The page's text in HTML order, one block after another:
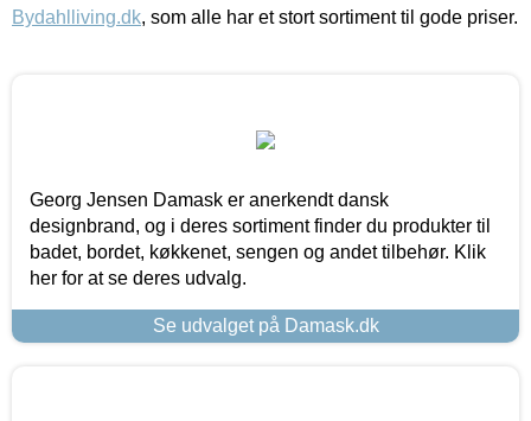
Bydahlliving.dk, som alle har et stort sortiment til gode priser.
Georg Jensen Damask er anerkendt dansk
designbrand, og i deres sortiment finder du produkter til
badet, bordet, køkkenet, sengen og andet tilbehør. Klik
her for at se deres udvalg.
Se udvalget på Damask.dk